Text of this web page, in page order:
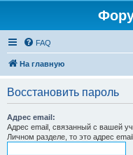
FAQ
На главную
Восстановить пароль
Адрес email:
Адрес email, связанный с вашей
Личном разделе, то это адрес